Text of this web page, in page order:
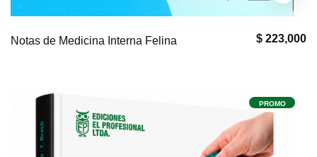
$ 223,000
Notas de Medicina Interna Felina
PROMO